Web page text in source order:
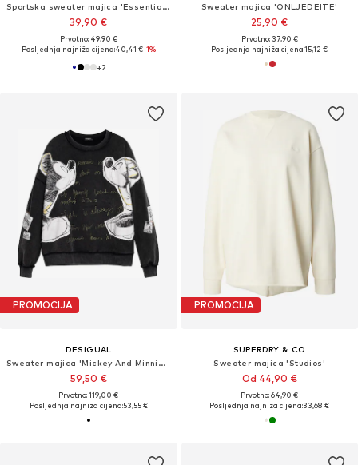
Sportska sweater majica 'Essentials'
39,90 €
Prvotno: 49,90 €
Posljednja najniža cijena:40,41 €-1%
+2
Sweater majica 'ONLJEDEITE'
25,90 €
Prvotno: 37,90 €
Posljednja najniža cijena:15,12 €
PROMOCIJA
DESIGUAL
Sweater majica 'Mickey And Minnie Mouse™'
59,50 €
Prvotno: 119,00 €
Posljednja najniža cijena:53,55 €
PROMOCIJA
SUPERDRY & CO
Sweater majica 'Studios'
Od 44,90 €
Prvotno: 64,90 €
Posljednja najniža cijena:33,68 €